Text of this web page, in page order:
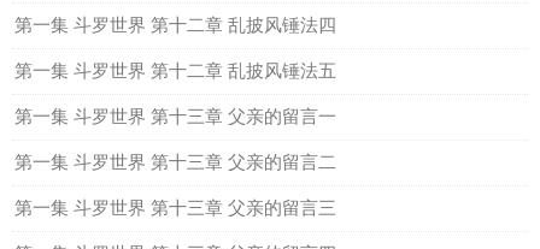
第一集 斗罗世界 第十二章 乱披风锤法四
第一集 斗罗世界 第十二章 乱披风锤法五
第一集 斗罗世界 第十三章 父亲的留言一
第一集 斗罗世界 第十三章 父亲的留言二
第一集 斗罗世界 第十三章 父亲的留言三